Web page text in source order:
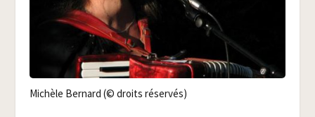
Michèle Ber­nard (© droits réservés)